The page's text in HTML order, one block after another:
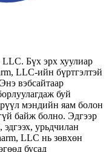
Бүх эрх хуулиар
LLC-ийн бүртгэлтэй
вэбсайтаар
буй
мэндийн яам болон
байж болно. Эдгээр
урьдчилан
LLC нь зөвхөн
бусад